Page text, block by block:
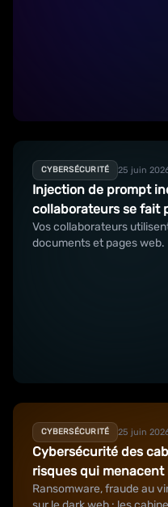
CYBERSÉCURITÉ 25 juin
Injection de prompt
collaborateurs se fait
Vos collaborateurs
documents et pages web.
CYBERSÉCURITÉ 25 juin
Cybersécurité des
risques qui
Ransomware, fraude au